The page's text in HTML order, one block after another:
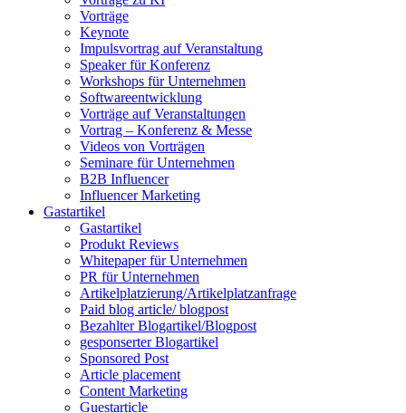
Vorträge
Keynote
Impulsvortrag auf Veranstaltung
Speaker für Konferenz
Workshops für Unternehmen
Softwareentwicklung
Vorträge auf Veranstaltungen
Vortrag – Konferenz & Messe
Videos von Vorträgen
Seminare für Unternehmen
B2B Influencer
Influencer Marketing
Gastartikel
Gastartikel
Produkt Reviews
Whitepaper für Unternehmen
PR für Unternehmen
Artikelplatzierung/Artikelplatzanfrage
Paid blog article/ blogpost
Bezahlter Blogartikel/Blogpost
gesponserter Blogartikel
Sponsored Post
Article placement
Content Marketing
Guestarticle